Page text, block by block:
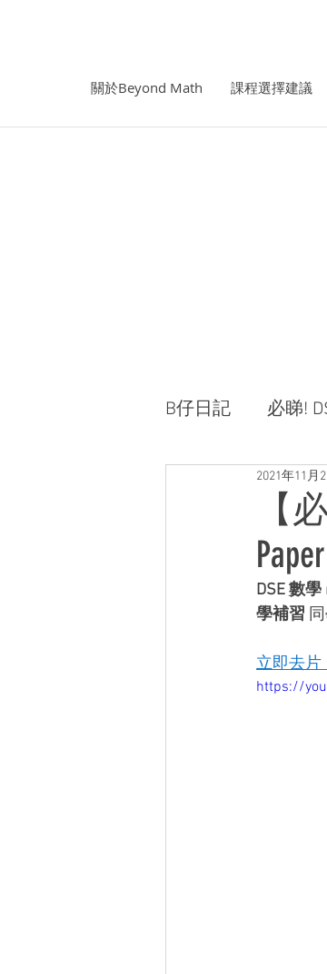
關於Beyond Math 課程選擇建議
B仔日記 必睇!
【
2021年11月
DSE 數學
學補習
立即去片
https://